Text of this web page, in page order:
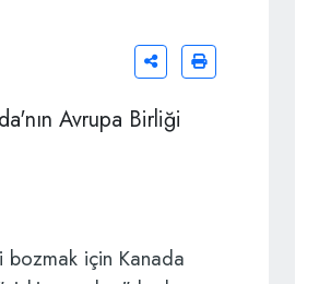
Avrupa Birliği
bozmak için Kanada